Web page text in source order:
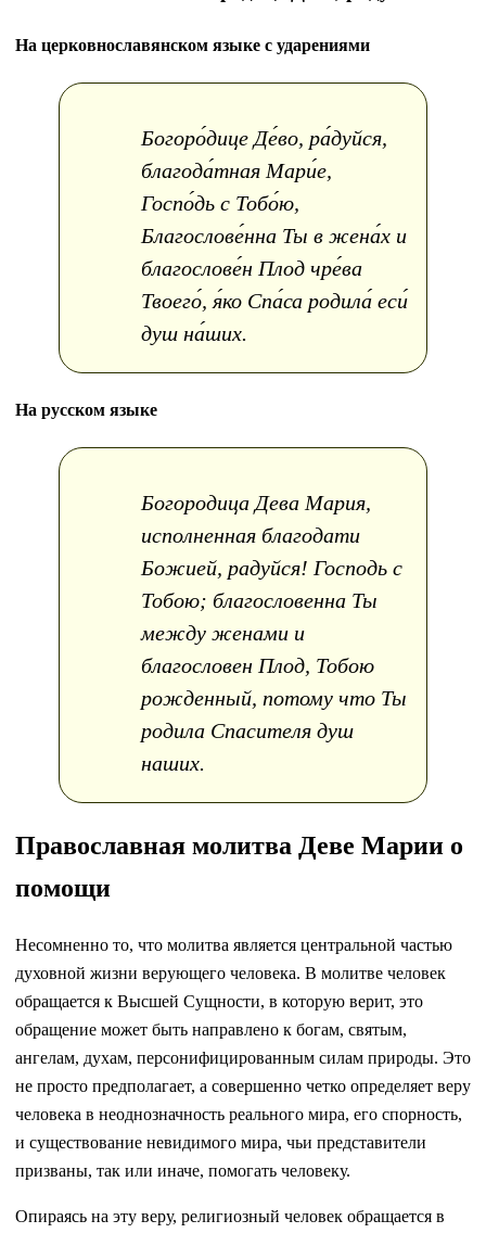
На церковнославянском языке с ударениями
Богоро́дице Де́во, ра́дуйся,
благода́тная Мари́е,
Госпо́дь с Тобо́ю,
Благослове́нна Ты в жена́х и
благослове́н Плод чре́ва
Твоего́, я́ко Спа́са родила́ еси́
душ на́ших.
На русском языке
Богородица Дева Мария,
исполненная благодати
Божией, радуйся! Господь с
Тобою; благословенна Ты
между женами и
благословен Плод, Тобою
рожденный, потому что Ты
родила Спасителя душ
наших.
Православная молитва Деве Марии о
помощи
Несомненно то, что молитва является центральной частью
духовной жизни верующего человека. В молитве человек
обращается к Высшей Сущности, в которую верит, это
обращение может быть направлено к богам, святым,
ангелам, духам, персонифицированным силам природы. Это
не просто предполагает, а совершенно четко определяет веру
человека в неоднозначность реального мира, его спорность,
и существование невидимого мира, чьи представители
призваны, так или иначе, помогать человеку.
Опираясь на эту веру, религиозный человек обращается в